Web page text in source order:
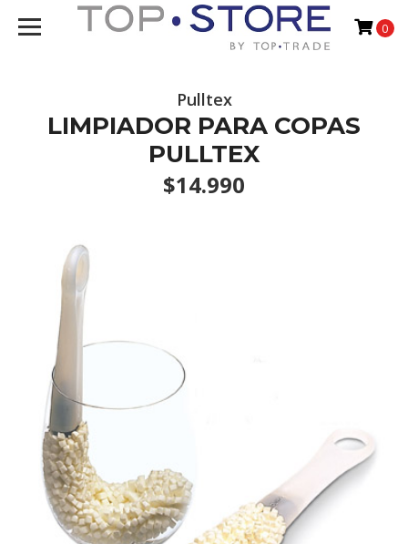
0
Pulltex
LIMPIADOR PARA COPAS
PULLTEX
$14.990